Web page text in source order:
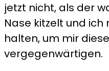
jetzt nicht, als der
Nase kitzelt und ich
halten, um mir
vergegenwärtigen.